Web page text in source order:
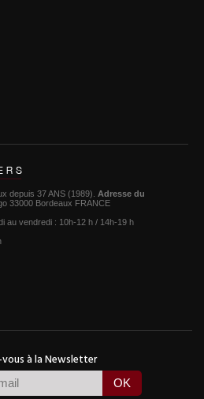
depuis 37 ANS (1989). Adresse du
33000 Bordeaux FRANCE
au vendredi : 10h-12 h / 14h-19 h